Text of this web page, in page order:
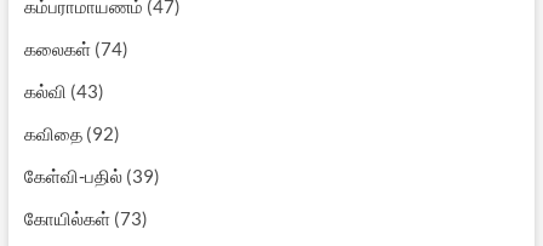
கம்பராமாயணம் (47)
கலைகள்(74)
கல்வி (43)
கவிதை(92)
கேள்வி-பதில்(39)
கோயில்கள்(73)